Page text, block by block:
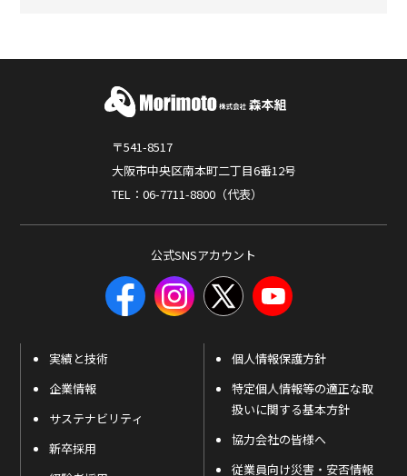
〒541-8517
大阪市中央区南本町二丁目6番12号
TEL：06-7711-8800（代表）
公式SNSアカウント
実績と技術
企業情報
サステナビリティ
新卒採用
個人情報保護方針
特定個人情報等の適正な取
扱いに関する基本方針
協力会社の皆様へ
従業員向け災害・安否情報